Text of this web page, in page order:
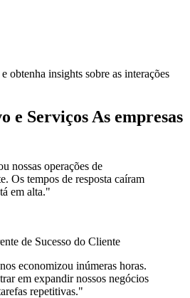
obtenha insights sobre as interações
e Serviços As empresas
nossas operações de
Os tempos de resposta caíram
em alta."
de Sucesso do Cliente
economizou inúmeras horas.
em expandir nossos negócios
repetitivas."